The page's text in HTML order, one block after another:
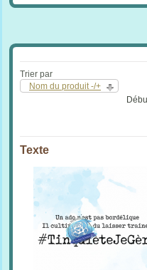
Trier par
Nom du produit -/+
Texte